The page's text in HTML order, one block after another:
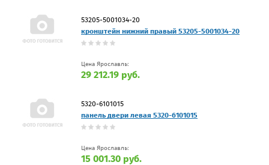
53205-5001034-20
кронштейн нижний правый 53205-5001034-20
Цена Ярославль:
29 212.19 руб.
5320-6101015
панель двери левая 5320-6101015
Цена Ярославль:
15 001.30 руб.